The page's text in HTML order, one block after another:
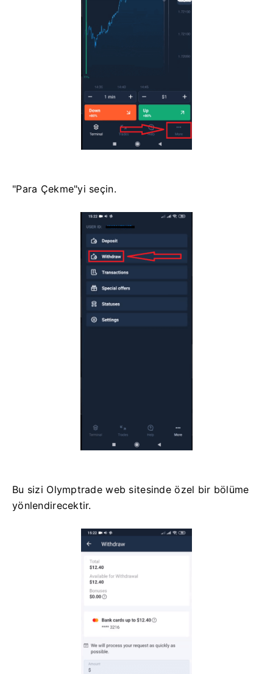
"Para Çekme"yi seçin.
Bu sizi Olymptrade web sitesinde özel bir bölüme
yönlendirecektir.